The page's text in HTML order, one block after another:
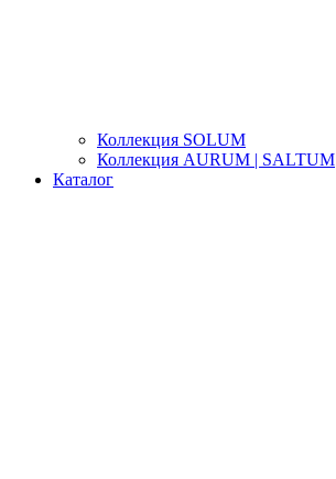
Коллекция SOLUM
Коллекция AURUM | SALTUM
Каталог